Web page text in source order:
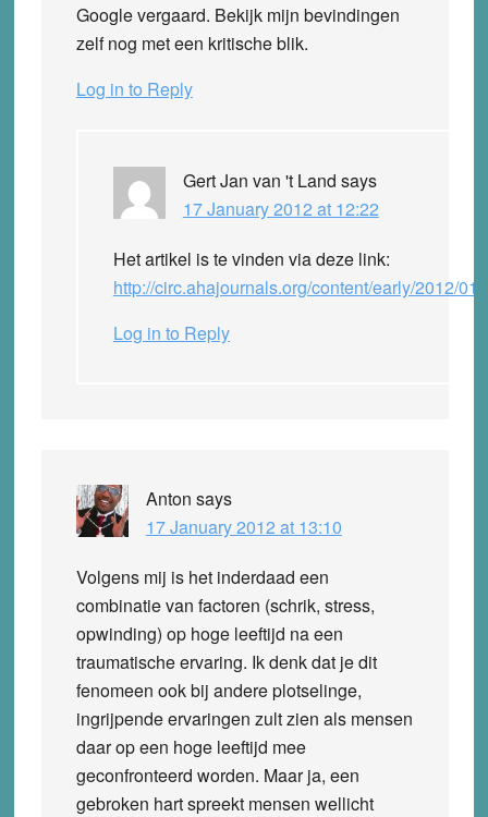
Google vergaard. Bekijk mijn bevindingen
zelf nog met een kritische blik.
Log in to Reply
Gert Jan van 't Land says
17 January 2012 at 12:22
Het artikel is te vinden via deze link:
http://circ.ahajournals.org/content/early/2012/
Log in to Reply
Anton says
17 January 2012 at 13:10
Volgens mij is het inderdaad een
combinatie van factoren (schrik, stress,
opwinding) op hoge leeftijd na een
traumatische ervaring. Ik denk dat je dit
fenomeen ook bij andere plotselinge,
ingrijpende ervaringen zult zien als mensen
daar op een hoge leeftijd mee
geconfronteerd worden. Maar ja, een
gebroken hart spreekt mensen wellicht